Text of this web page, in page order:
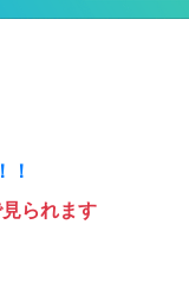
！
られます